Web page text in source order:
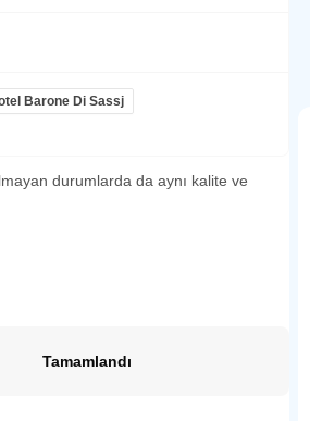
Barone Di Sassj
durumlarda da aynı kalite ve
Tamamlandı